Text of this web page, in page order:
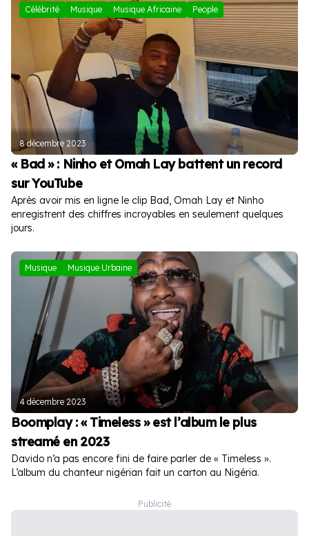
Célébrité Musique Musique Africaine People
8 décembre 2023
« Bad » : Ninho et Omah Lay battent un record
sur YouTube
Après avoir mis en ligne le clip Bad, Omah Lay et Ninho
enregistrent des chiffres incroyables en seulement quelques
jours.
Musique Musique Urbaine
4 décembre 2023
Boomplay : « Timeless » est l’album le plus
streamé en 2023
Davido n’a pas encore fini de faire parler de « Timeless ».
L’album du chanteur nigérian fait un carton au Nigéria.